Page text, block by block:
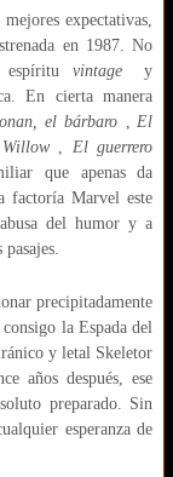
expectativas,
en 1987. No
espírituvintage
y
En cierta manera
el bárbaro ,El
Willow , El guerrero
que apenas da
factoría Marvel este
del humor y a
precipitadamente
la Espada del
y letal Skeletor
años después, ese
preparado. Sin
esperanza de